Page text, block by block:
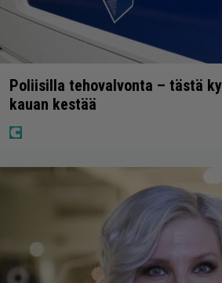
Poliisilla tehovalvonta – tästä
kauan kestää